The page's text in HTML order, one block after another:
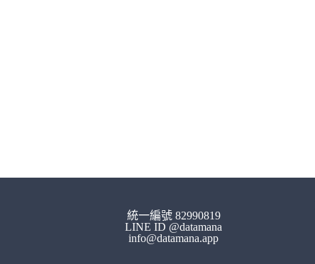
統一編號 82990819
LINE ID @datamana
info@datamana.app